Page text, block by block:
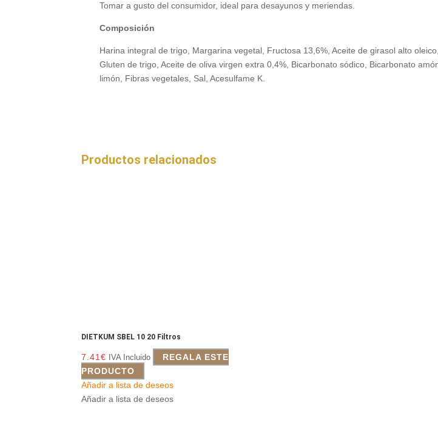
Tomar a gusto del consumidor, ideal para desayunos y meriendas.
Composición
Harina integral de trigo, Margarina vegetal, Fructosa 13,6%, Aceite de girasol alto
Gluten de trigo, Aceite de oliva virgen extra 0,4%, Bicarbonato sódico, Bicarbonato
limón, Fibras vegetales, Sal, Acesulfame K.
Productos relacionados
DIETKUM SBEL 10 20 Filtros
7.41€ IVA Incluido
REGALA ESTE
PRODUCTO
Añadir a lista de deseos
Añadir a lista de deseos